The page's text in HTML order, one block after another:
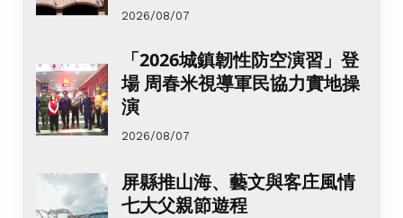
2026/08/07
「2026城鎮韌性防空演習」登
場 周春米視導軍民協力實地操
演
2026/08/07
屏縣推山海、藝文與客庄風情
七大父親節遊程